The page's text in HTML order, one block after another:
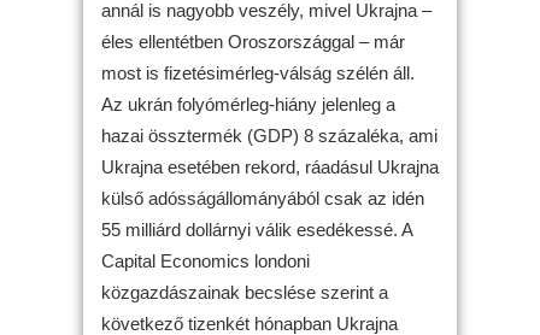
annál is nagyobb veszély, mivel Ukrajna –
éles ellentétben Oroszországgal – már
most is fizetésimérleg-válság szélén áll.
Az ukrán folyómérleg-hiány jelenleg a
hazai össztermék (GDP) 8 százaléka, ami
Ukrajna esetében rekord, ráadásul Ukrajna
külső adósságállományából csak az idén
55 milliárd dollárnyi válik esedékessé. A
Capital Economics londoni
közgazdászainak becslése szerint a
következő tizenkét hónapban Ukrajna